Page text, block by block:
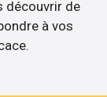
découvrir de
à vos